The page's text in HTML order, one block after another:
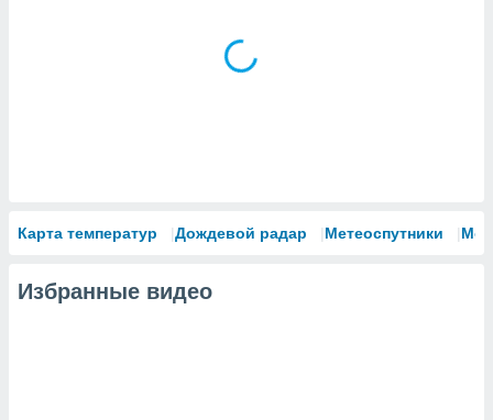
Карта температур Дождевой радар Метеоспутники
Избранные видео